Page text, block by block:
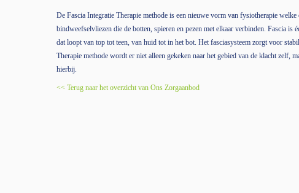
De Fascia Integratie Therapie methode is een nieuwe vorm van fysiotherapie
bindweefselvliezen die de botten, spieren en pezen met elkaar verbinden. Fascia
dat loopt van top tot teen, van huid tot in het bot. Het fasciasysteem zorgt voor
Therapie methode wordt er niet alleen gekeken naar het gebied van de klacht zelf,
hierbij.
<< Terug naar het overzicht van Ons Zorgaanbod